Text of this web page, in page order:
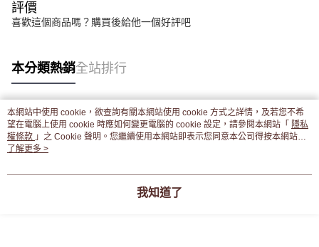
評價
喜歡這個商品嗎？購買後給他一個好評吧
本分類熱銷全站排行
熱門標籤
本網站中使用 cookie，欲查詢有關本網站使用 cookie 方式之詳情，及若您不希
望在電腦上使用 cookie 時應如何變更電腦的 cookie 設定，請參閱本網站「 隱私
權條款 」之 Cookie 聲明。您繼續使用本網站即表示您同意本公司得按本網站使
用條款之 Cookie 聲明使用 cookie。
了解更多 >
我知道了